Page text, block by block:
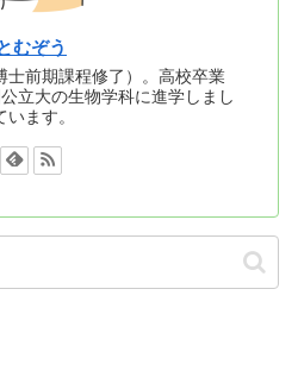
むぞう
士前期課程修了）。高校卒業
立大の生物学科に進学しまし
ます。